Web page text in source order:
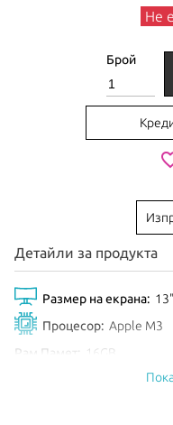
Не
Брой
Детайли за продукта
Размер на екрана: 13"
Процесор: Apple M3
Рам Памет:
16GB
512GB